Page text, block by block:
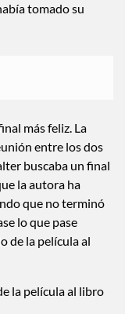
tomado su
más feliz. La
entre los dos
buscaba un final
la autora ha
que no terminó
lo que pase
de la película al